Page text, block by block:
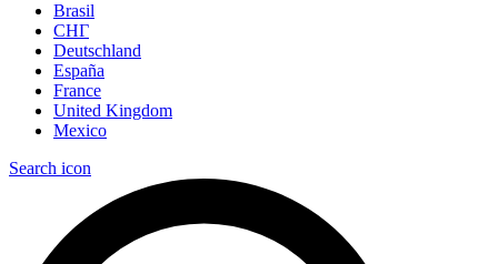
Brasil
СНГ
Deutschland
España
France
United Kingdom
Mexico
Search icon